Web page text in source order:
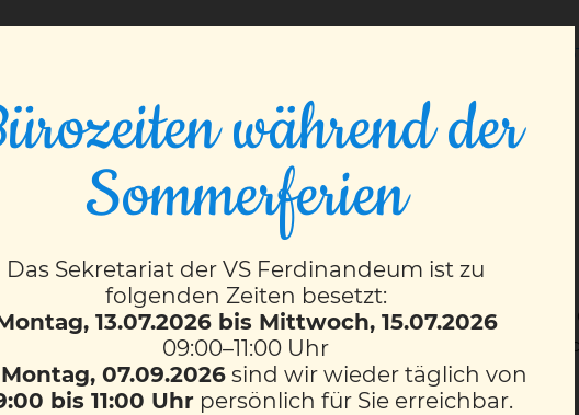
in der 3M
die 3M Klasse erneut in ein Chemielabor. Gemeinsam mit
Experimente mit Blaukraut, Säuren und Basen
obendrein hat es noch riesig Spaß gemacht.
während der
Sommerferien
Das Sekretariat der VS Ferdinandeum ist zu
folgenden Zeiten besetzt:
13.07.2026 bis Mittwoch, 15.07.2026
09:00–11:00 Uhr
Montag, 07.09.2026sind wir wieder täglich von
bis 11:00 Uhr persönlich für Sie erreichbar.